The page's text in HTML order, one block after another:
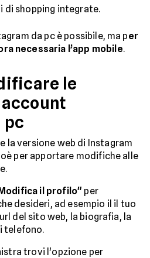
di shopping integrate.
da pc è possibile, ma per
necessaria l’app mobile.
le
pc
la versione web di Instagram
per apportare modifiche alle
il profilo" per
desideri, ad esempio il il tuo
del sito web, la biografia, la
telefono.
trovi l'opzione per